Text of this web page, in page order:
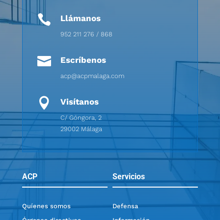
 Llámanos
952 211 276 / 868
 Escríbenos
acp@acpmalaga.com
 Visítanos
C/ Góngora, 2
29002 Málaga
ACP Servicios
Quíenes somos
Defensa